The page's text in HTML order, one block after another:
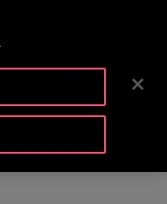
RECHERCHER